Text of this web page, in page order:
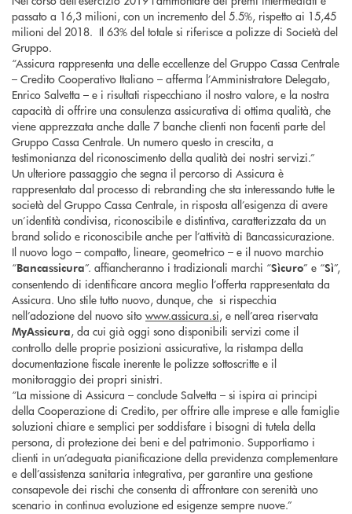
passato a 16,3 milioni, con un incremento del 5.5%, rispetto ai 15,45
milioni del 2018. Il 63% del totale si riferisce a polizze di Società del
Gruppo.
“Assicura rappresenta una delle eccellenze del Gruppo Cassa Centrale
– Credito Cooperativo Italiano – afferma l’Amministratore Delegato,
Enrico Salvetta – e i risultati rispecchiano il nostro valore, e la nostra
capacità di offrire una consulenza assicurativa di ottima qualità, che
viene apprezzata anche dalle 7 banche clienti non facenti parte del
Gruppo Cassa Centrale. Un numero questo in crescita, a
testimonianza del riconoscimento della qualità dei nostri servizi.”
Un ulteriore passaggio che segna il percorso di Assicura è
rappresentato dal processo di rebranding che sta interessando tutte le
società del Gruppo Cassa Centrale, in risposta all’esigenza di avere
un’identità condivisa, riconoscibile e distintiva, caratterizzata da un
brand solido e riconoscibile anche per l’attività di Bancassicurazione.
Il nuovo logo – compatto, lineare, geometrico – e il nuovo marchio
“Bancassicura”. affiancheranno i tradizionali marchi “Sìcuro” e “Sì”,
consentendo di identificare ancora meglio l’offerta rappresentata da
Assicura. Uno stile tutto nuovo, dunque, che si rispecchia
nell’adozione del nuovo sito www.assicura.si, e nell’area riservata
MyAssicura, da cui già oggi sono disponibili servizi come il
controllo delle proprie posizioni assicurative, la ristampa della
documentazione fiscale inerente le polizze sottoscritte e il
monitoraggio dei propri sinistri.
“La missione di Assicura – conclude Salvetta – si ispira ai principi
della Cooperazione di Credito, per offrire alle imprese e alle famiglie
soluzioni chiare e semplici per soddisfare i bisogni di tutela della
persona, di protezione dei beni e del patrimonio. Supportiamo i
clienti in un’adeguata pianificazione della previdenza complementare
e dell’assistenza sanitaria integrativa, per garantire una gestione
consapevole dei rischi che consenta di affrontare con serenità uno
scenario in continua evoluzione ed esigenze sempre nuove.”